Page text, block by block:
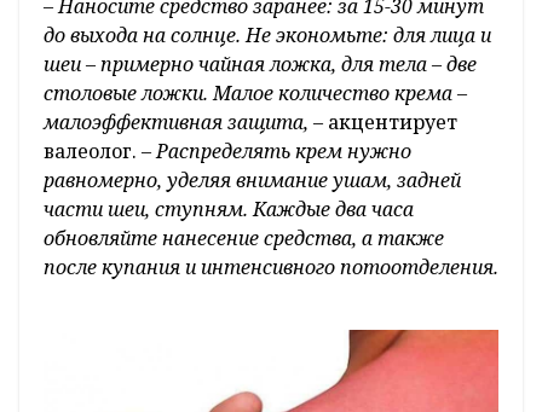
– Наносите средство заранее: за 15-30 минут
до выхода на солнце. Не экономьте: для лица и
шеи – примерно чайная ложка, для тела – две
столовые ложки. Малое количество крема –
малоэффективная защита, – акцентирует
валеолог. – Распределять крем нужно
равномерно, уделяя внимание ушам, задней
части шеи, ступням. Каждые два часа
обновляйте нанесение средства, а также
после купания и интенсивного потоотделения.